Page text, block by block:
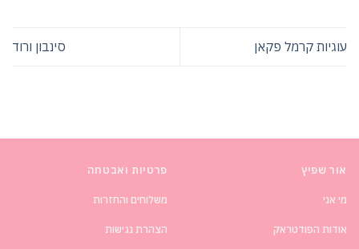
עוגיות קרמל פקאן סינבון ורוד
אור שפיץ
מי אני
אודות הפודטראק
פרטיות ואבטחה
משלוחים והחזרות
הצהרת נגישות